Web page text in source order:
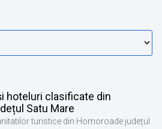
hoteluri clasificate din
Satu Mare
turistice din Homoroade județul